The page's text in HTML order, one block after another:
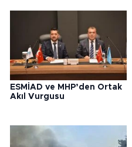
ESMİAD ve MHP’den Ortak
Akıl Vurgusu